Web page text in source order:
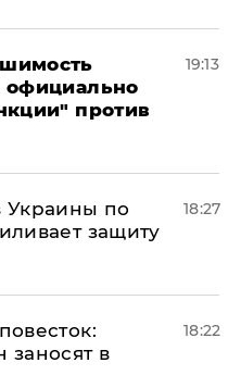
официально
против
19:13
Украины по
защиту
18:27
заносят в
18:22